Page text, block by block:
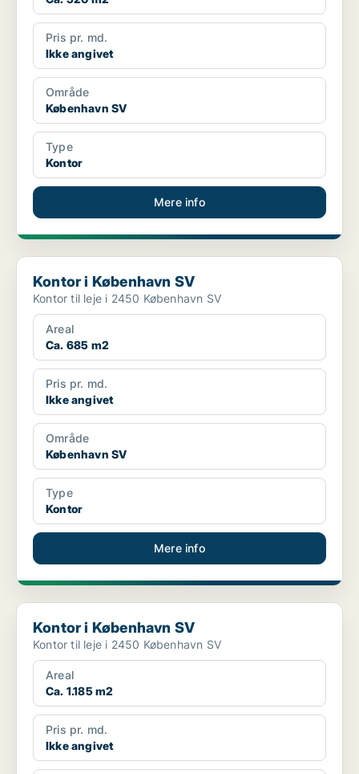
Pris pr. md.
Ikke angivet
Område
København SV
Type
Kontor
Mere info
Kontor i København SV
Kontor i København SV
Kontor til leje i 2450 København SV
Areal
Ca. 685 m2
Pris pr. md.
Ikke angivet
Område
København SV
Type
Kontor
Mere info
Kontor i København SV
Kontor i København SV
Kontor til leje i 2450 København SV
Areal
Ca. 1.185 m2
Pris pr. md.
Ikke angivet